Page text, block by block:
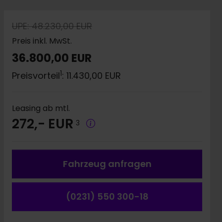
UPE: 48.230,00 EUR
Preis inkl. MwSt.
36.800,00 EUR
Preisvorteil1: 11.430,00 EUR
Leasing ab mtl.
272,- EUR 3
Fahrzeug anfragen
(0231) 550 300-18